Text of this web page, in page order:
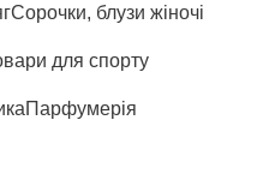
Сорочки, блузи жіночі
для спорту
Парфумерія